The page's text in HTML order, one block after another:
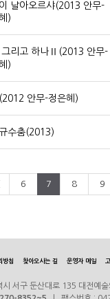
날아오르샤(2013 안무-
)
그리고 하나Ⅱ(2013 안무-
)
안무-정은혜)
수춤(2013)
6 7 8 9
방침 찾아오시는 길 운영자 메일
시 서구 둔산대로 135 대전예